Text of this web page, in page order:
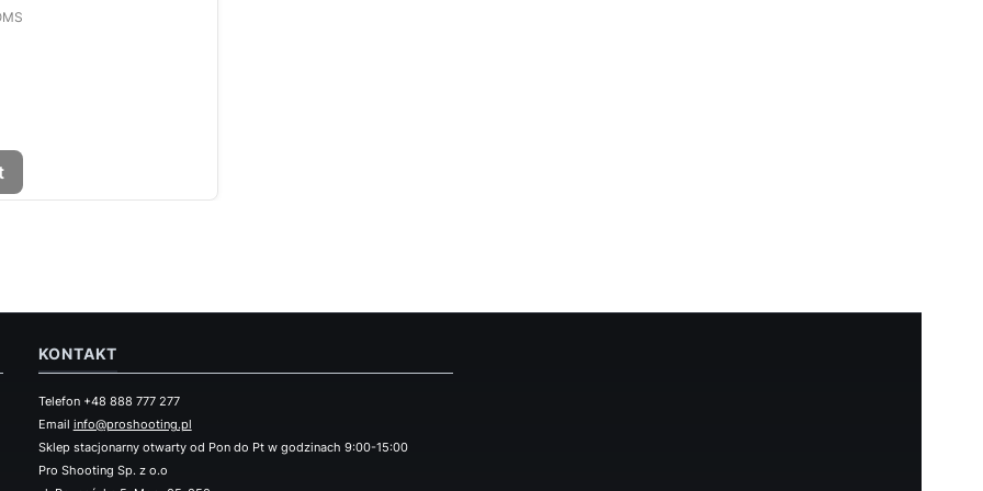
KONTAKT
Telefon +48 888 777 277
Email info@proshooting.pl
Sklep stacjonarny otwarty od Pon do Pt w godzinach 9:00-15:00
Pro Shooting Sp. z o.o